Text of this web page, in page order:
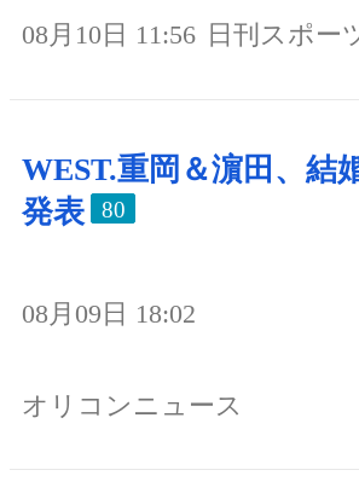
08月10日 11:56 日刊スポー
WEST.重岡＆濵田、結
発表
80
08月09日 18:02
オリコンニュース